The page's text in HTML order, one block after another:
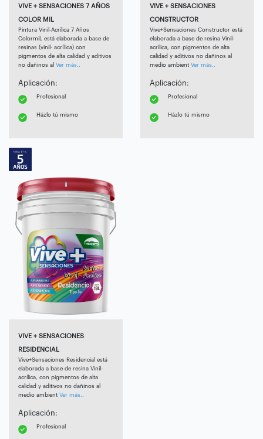
VIVE + SENSACIONES 7 AÑOS
COLOR MIL
Pintura Vinil-Acrílica 7 Años
Colormil, está elaborada a base de
resinas (vinil- acrÍlica) con
pigmentos de alta calidad y aditivos
no dañinos al Ver más..
Aplicación:
Profesional
Házlo tú mismo
VIVE + SENSACIONES
CONSTRUCTOR
Vive+Sensaciones Constructor está
elaborada a base de resina Vinil-
acrílica, con pigmentos de alta
calidad y aditivos no dañinos al
medio ambient Ver más..
Aplicación:
Profesional
Házlo tú mismo
VIVE + SENSACIONES
RESIDENCIAL
Vive+Sensaciones Residencial está
elaborada a base de resina Vinil-
acrílica, con pigmentos de alta
calidad y aditivos no dañinos al
medio ambient Ver más..
Aplicación:
Profesional